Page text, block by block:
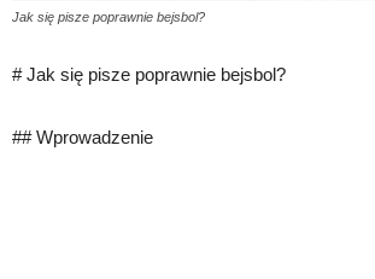
Jak się pisze poprawnie bejsbol?
# Jak się pisze poprawnie bejsbol?
## Wprowadzenie